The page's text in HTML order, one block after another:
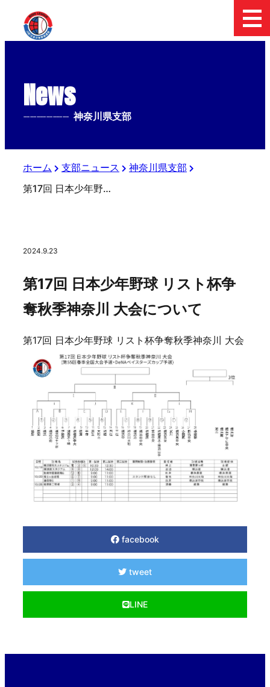
News
-------------- 神奈川県支部
ホーム 支部ニュース
神奈川県支部
第17回 日本少年野球 リスト杯争奪秋季神奈川 大会について
2024.9.23
第17回 日本少年野球 リスト杯争
奪秋季神奈川 大会について
第17回 日本少年野球 リスト杯争奪秋季神奈川 大会
facebook
tweet
LINE